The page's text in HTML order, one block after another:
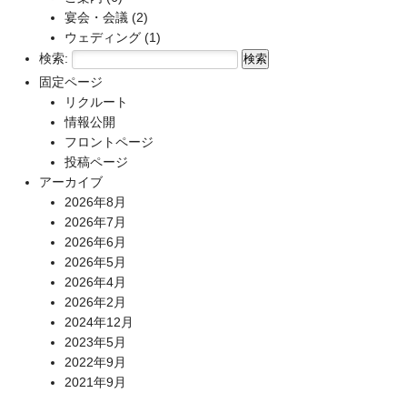
宴会・会議 (2)
ウェディング (1)
検索:
固定ページ
リクルート
情報公開
フロントページ
投稿ページ
アーカイブ
2026年8月
2026年7月
2026年6月
2026年5月
2026年4月
2026年2月
2024年12月
2023年5月
2022年9月
2021年9月